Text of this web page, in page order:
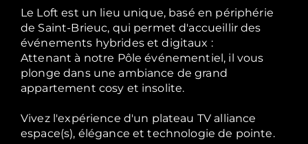
Le Loft est un lieu unique, basé en périphérie
de Saint-Brieuc, qui permet d'accueillir des
événements hybrides et digitaux :
Attenant à notre Pôle événementiel, il vous
plonge dans une ambiance de grand
appartement cosy et insolite.
Vivez l'expérience d'un plateau TV alliance
espace(s), élégance et technologie de pointe.